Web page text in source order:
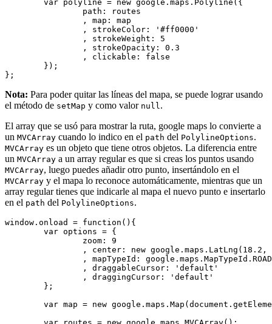
Nota: Para poder quitar las líneas del mapa, se puede lograr usando
el método de setMap y como valor null.
El array que se usó para mostrar la ruta, google maps lo convierte a
un MVCArray cuando lo indico en el path del PolylineOptions.
MVCArray es un objeto que tiene otros objetos. La diferencia entre
un MVCArray a un array regular es que si creas los puntos usando
MVCArray, luego puedes añadir otro punto, insertándolo en el
MVCArray y el mapa lo reconoce automáticamente, mientras que un
array regular tienes que indicarle al mapa el nuevo punto e insertarlo
en el path del PolylineOptions.
window.onload = function(){